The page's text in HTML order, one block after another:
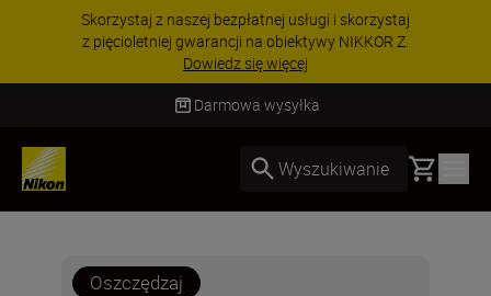
PROMOCJA NA AKCESORIA | Oszczędź 15% na
wybranych akcesoriach i skompletuj swój
zestaw już dzisiaj!KUP TERAZ
Darmowa wysyłka
Wyszukiwanie Basket
Oszczędzaj